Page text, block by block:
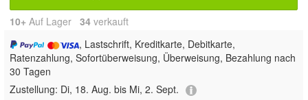
10+ Auf Lager 34 verkauft
, Lastschrift, Kreditkarte, Debitkarte,
Ratenzahlung, Sofortüberweisung, Überweisung, Bezahlung nach
30 Tagen
Zustellung: Di, 18. Aug. bis Mi, 2. Sept.